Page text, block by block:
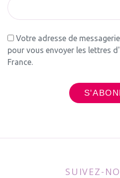
Votre adresse de
pour vous envoyer les lettres
France.
SUIVEZ-